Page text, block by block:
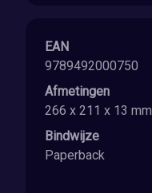
EAN
9789492000750
Afmetingen
266 x 211 x 13 mm
Bindwijze
Paperback